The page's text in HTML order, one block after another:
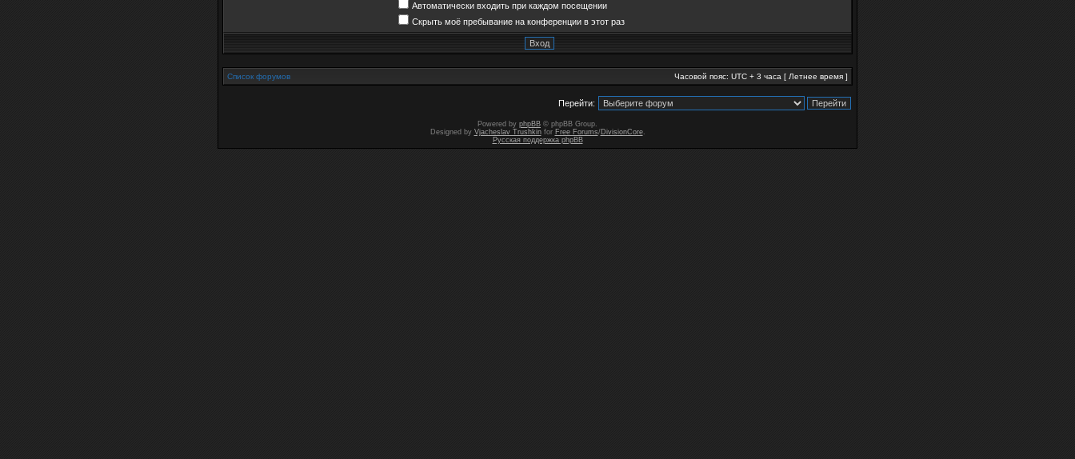
Автоматически входить при каждом посещении
Скрыть моё пребывание на конференции в этот раз
Список форумов Часовой пояс: UTC + 3 часа [ Летнее время ]
Перейти:
Powered by phpBB © phpBB Group.
Designed by Vjacheslav Trushkinfor Free Forums/DivisionCore.
Русская поддержка phpBB